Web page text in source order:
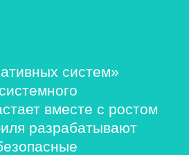
систем»
вместе с ростом
разрабатывают